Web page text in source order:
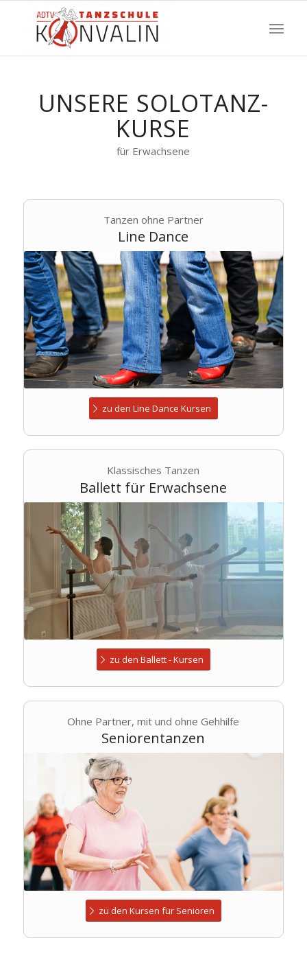
UNSERE SOLOTANZ-
KURSE
für Erwachsene
Tanzen ohne Partner
Line Dance
zu den Line Dance Kursen
Klassisches Tanzen
Ballett für Erwachsene
zu den Ballett - Kursen
Ohne Partner, mit und ohne Gehhilfe
Seniorentanzen
zu den Kursen für Senioren